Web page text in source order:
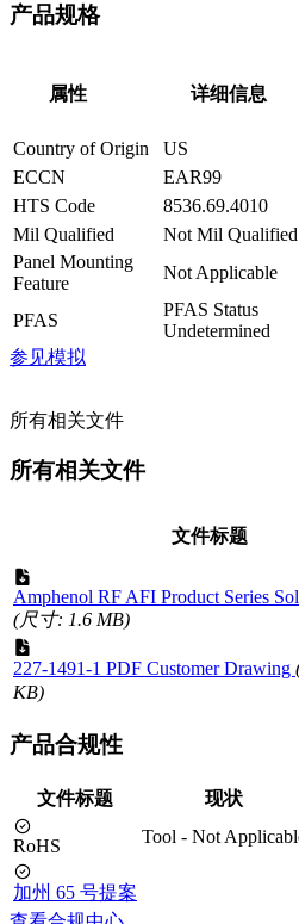
产品规格
属性 详细信息
Country of Origin
US
ECCN
EAR99
HTS Code
8536.69.4010
Mil Qualified
Not Mil Qualified
Panel Mounting
Feature
Not Applicable
PFAS
PFAS Status
Undetermined
参见模拟
所有相关文件
所有相关文件
文件标题
Amphenol RF AFI Product Series
(尺寸: 1.6 MB)
227-1491-1 PDF Customer Drawing
KB)
产品合规性
文件标题 现状
RoHS Tool - Not
加州 65 号提案